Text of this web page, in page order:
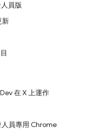
員版
新
在 X 上運作
員專用 Chrome